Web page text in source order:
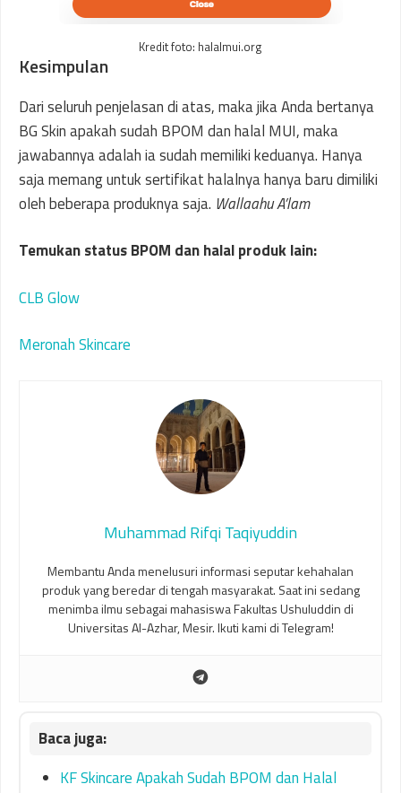
Kredit foto: halalmui.org
Kesimpulan
Dari seluruh penjelasan di atas, maka jika Anda bertanya
BG Skin apakah sudah BPOM dan halal MUI, maka
jawabannya adalah ia sudah memiliki keduanya. Hanya
saja memang untuk sertifikat halalnya hanya baru dimiliki
oleh beberapa produknya saja. Wallaahu A’lam
Temukan status BPOM dan halal produk lain:
CLB Glow
Meronah Skincare
Muhammad Rifqi Taqiyuddin
Membantu Anda menelusuri informasi seputar kehahalan
produk yang beredar di tengah masyarakat. Saat ini sedang
menimba ilmu sebagai mahasiswa Fakultas Ushuluddin di
Universitas Al-Azhar, Mesir. Ikuti kami di Telegram!
KF Skincare Apakah Sudah BPOM dan Halal